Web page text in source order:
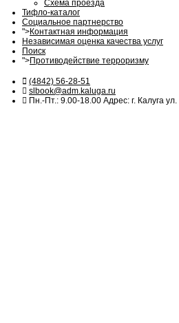
Схема проезда
Тифло-каталог
Социальное партнерство
">Контактная информация
Независимая оценка качества услуг
Поиск
">Противодействие терроризму
(4842) 56-28-51
slbook@adm.kaluga.ru
Пн.-Пт.: 9.00-18.00 Адрес: г. Калуга